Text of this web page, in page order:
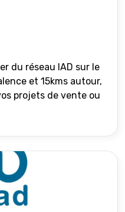
et 15kms autour,
projets de vente ou